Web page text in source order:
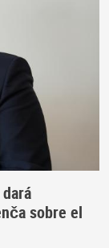
sobre el